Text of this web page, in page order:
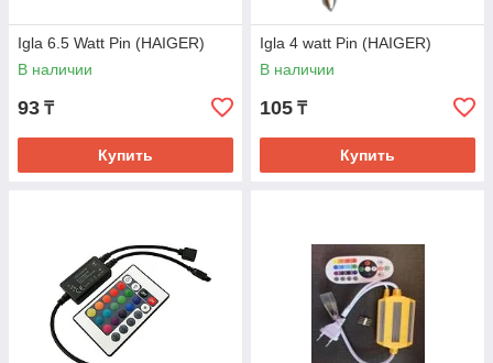
Igla 6.5 Watt Pin (HAIGER)
В наличии
93 ₸
Купить
Igla 4 watt Pin (HAIGER)
В наличии
105 ₸
Купить